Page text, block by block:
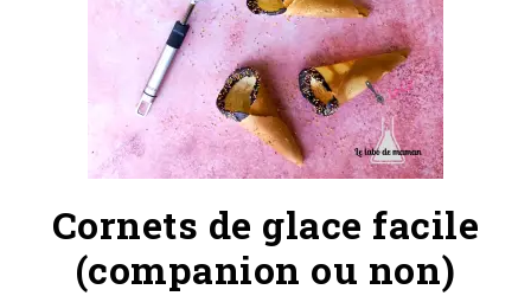
Cornets de glace facile
(companion ou non)